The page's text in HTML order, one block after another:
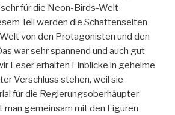
für die Neon-Birds-Welt
Teil werden die Schattenseiten
von den Protagonisten und den
war sehr spannend und auch gut
Leser erhalten Einblicke in geheime
Verschluss stehen, weil sie
für die Regierungsoberhäupter
man gemeinsam mit den Figuren